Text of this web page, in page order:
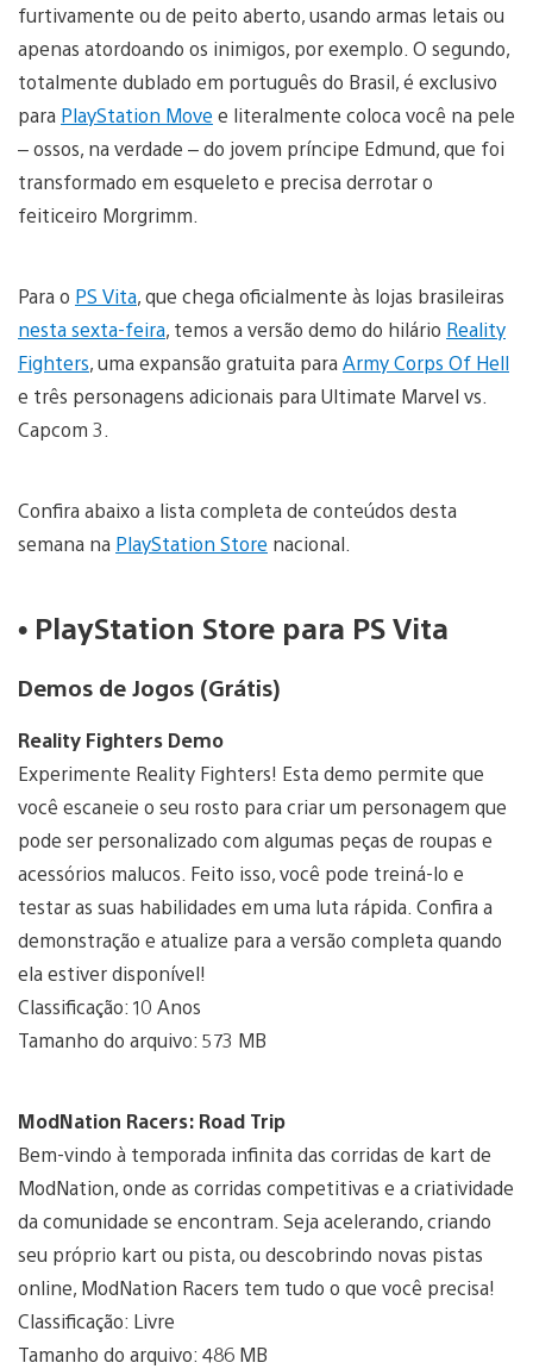
furtivamente ou de peito aberto, usando armas letais ou
apenas atordoando os inimigos, por exemplo. O segundo,
totalmente dublado em português do Brasil, é exclusivo
para PlayStation Move e literalmente coloca você na pele
– ossos, na verdade – do jovem príncipe Edmund, que foi
transformado em esqueleto e precisa derrotar o
feiticeiro Morgrimm.
Para o PS Vita, que chega oficialmente às lojas brasileiras
nesta sexta-feira, temos a versão demo do hilário Reality
Fighters, uma expansão gratuita para Army Corps Of Hell
e três personagens adicionais para Ultimate Marvel vs.
Capcom 3.
Confira abaixo a lista completa de conteúdos desta
semana na PlayStation Store nacional.
• PlayStation Store para PS Vita
Demos de Jogos (Grátis)
Reality Fighters Demo
Experimente Reality Fighters! Esta demo permite que
você escaneie o seu rosto para criar um personagem que
pode ser personalizado com algumas peças de roupas e
acessórios malucos. Feito isso, você pode treiná-lo e
testar as suas habilidades em uma luta rápida. Confira a
demonstração e atualize para a versão completa quando
ela estiver disponível!
Classificação: 10 Anos
Tamanho do arquivo: 573 MB
ModNation Racers: Road Trip
Bem-vindo à temporada infinita das corridas de kart de
ModNation, onde as corridas competitivas e a criatividade
da comunidade se encontram. Seja acelerando, criando
seu próprio kart ou pista, ou descobrindo novas pistas
online, ModNation Racers tem tudo o que você precisa!
Classificação: Livre
Tamanho do arquivo: 486 MB